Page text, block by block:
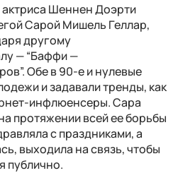
актриса Шеннен Доэрти
Сарой Мишель Геллар,
другому
— “Баффи —
Обе в 90-е и нулевые
и задавали тренды, как
инфлюенсеры. Сара
протяжении всей ее борьбы
с праздниками, а
выходила на связь, чтобы
публично.